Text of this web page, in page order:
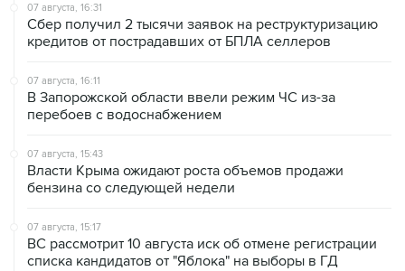
07 августа, 16:31
Сбер получил 2 тысячи заявок на реструктуризацию
кредитов от пострадавших от БПЛА селлеров
07 августа, 16:11
В Запорожской области ввели режим ЧС из-за
перебоев с водоснабжением
07 августа, 15:43
Власти Крыма ожидают роста объемов продажи
бензина со следующей недели
07 августа, 15:17
ВС рассмотрит 10 августа иск об отмене регистрации
списка кандидатов от "Яблока" на выборы в ГД